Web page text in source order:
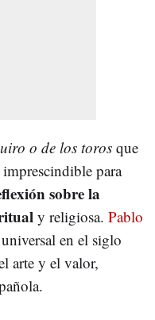
o de los torosque
para
sobre la
y religiosa. Pablo
en el siglo
arte y el valor,